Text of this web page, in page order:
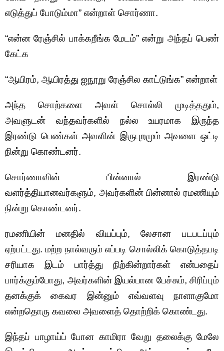
எடுத்துப் போடும்மா” என்றாள் சொர்ணா.
“என்ன ரேஞ்சில் பாக்கறீங்க மேடம்” என்று அந்தப் பெண்
கேட்க
“ஆயிரம், ஆயிரத்து ஐநூறு ரேஞ்சில காட்டுங்க” என்றாள்
அந்த சொற்களை அவள் சொல்லி முடித்ததும்,
அவளுடன் வந்தவர்களில் நல்ல உயரமாக இருந்த
இரண்டு பெண்கள் அவளின் இருபுறமும் அவளை ஒட்டி
நின்று கொண்டனர்.
சொர்ணாவின் பின்னால் இரண்டு
வளர்த்தியானவர்களும், அவர்களின் பின்னால் ரமணியும்
நின்று கொண்டனர்.
ரமணியின் மனதில் வியப்பும், லேசான படபடப்பும்
ஏற்பட்டது. மற்ற நால்வரும் எப்படி சொல்லிக் கொடுத்தபடி
சரியாக இடம் பார்த்து நிற்கின்றார்கள் என்பதைப்
பார்க்கும்போது, அவர்களின் இயல்பான பேச்சும், சிரிப்பும்
தனக்குக் கைவர இன்னும் எவ்வளவு நாளாகுமோ
என்றதொரு கவலை அவளைத் தொற்றிக் கொண்டது.
இந்தப் பாழாய்ப் போன காமிரா வேறு தலைக்கு மேலே